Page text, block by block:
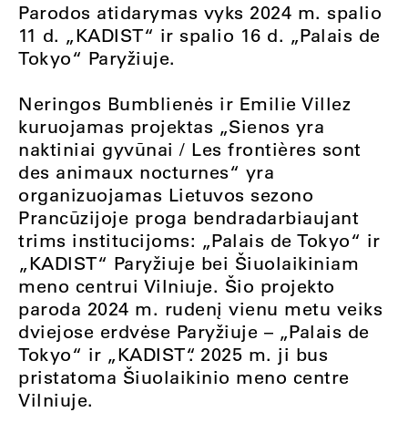
Parodos atidarymas vyks 2024 m. spalio
11 d. „KADIST“ ir spalio 16 d. „Palais de
Tokyo“ Paryžiuje.
Neringos Bumblienės ir Emilie Villez
kuruojamas projektas „Sienos yra
naktiniai gyvūnai / Les frontières sont
des animaux nocturnes“ yra
organizuojamas Lietuvos sezono
Prancūzijoje proga bendradarbiaujant
trims institucijoms: „Palais de Tokyo“ ir
„KADIST“ Paryžiuje bei Šiuolaikiniam
meno centrui Vilniuje. Šio projekto
paroda 2024 m. rudenį vienu metu veiks
dviejose erdvėse Paryžiuje – „Palais de
Tokyo“ ir „KADIST“. 2025 m. ji bus
pristatoma Šiuolaikinio meno centre
Vilniuje.